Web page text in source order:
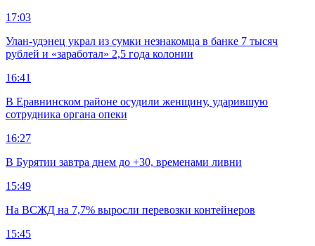
17:03
Улан-удэнец украл из сумки незнакомца в банке 7 тысяч
рублей и «заработал» 2,5 года колонии
16:41
В Еравнинском районе осудили женщину, ударившую
сотрудника органа опеки
16:27
В Бурятии завтра днем до +30, временами ливни
15:49
На ВСЖД на 7,7% выросли перевозки контейнеров
15:45